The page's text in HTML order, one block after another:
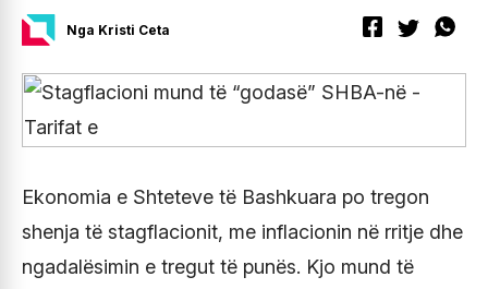
Nga Kristi Ceta
Ekonomia e Shteteve të Bashkuara po tregon
shenja të stagflacionit, me inflacionin në rritje dhe
ngadalësimin e tregut të punës. Kjo mund të